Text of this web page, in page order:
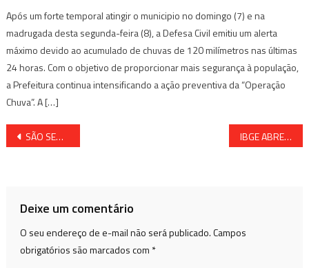
Após um forte temporal atingir o municipio no domingo (7) e na
madrugada desta segunda-feira (8), a Defesa Civil emitiu um alerta
máximo devido ao acumulado de chuvas de 120 milímetros nas últimas
24 horas. Com o objetivo de proporcionar mais segurança à população,
a Prefeitura continua intensificando a ação preventiva da “Operação
Chuva”. A […]
Navegação
SÃO SEB. DO PASSÉ: VEREADOR DENUNCIA DESCASO DA COELBA COM A REDE ELÉTRICA EM MARACANGALHA IBGE ABRE QUASE 205 MIL VAGAS TEMPORÁRIAS
Deixe um comentário
O seu endereço de e-mail não será publicado.Campos
obrigatórios são marcados com *